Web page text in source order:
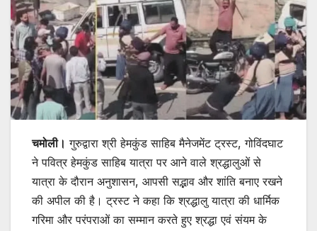
चमोली। गुरुद्वारा श्री हेमकुंड साहिब मैनेजमेंट ट्रस्ट, गोविंदघाट
ने पवित्र हेमकुंड साहिब यात्रा पर आने वाले श्रद्धालुओं से
यात्रा के दौरान अनुशासन, आपसी सद्भाव और शांति बनाए रखने
की अपील की है। ट्रस्ट ने कहा कि श्रद्धालु यात्रा की धार्मिक
गरिमा और परंपराओं का सम्मान करते हुए श्रद्धा एवं संयम के